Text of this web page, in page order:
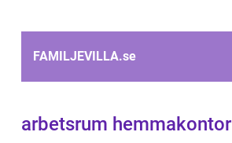
FAMILJEVILLA.se
arbetsrum hemmakontor